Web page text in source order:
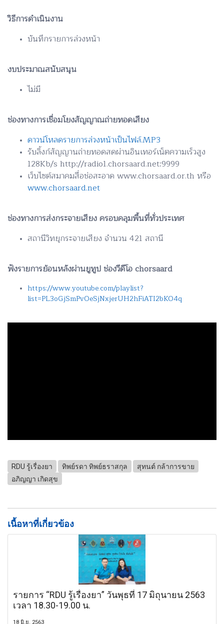
วิธีการดำเนินงาน
บันทึกรายการล่วงหน้า
งบประมาณสนับสนุน
ไม่มี
ช่องทางการเชื่อมโยงสัญญาณถ่ายทอดเสียง
ดาวน์โหลดรายการล่วงหน้าเป็นไฟล์.MP3
รับลิ้งก์สัญญานถ่ายทอดสดผ่านอินเทอร์เน็ตความเร็วสูง
128Kb/s http://radio1.chorsaard.net:9999
เว็บไซต์สมาคมสื่อช่อสะอาด www.chorsaard.or.th หรือ
www.chorsaard.net
ช่องทางการส่งกระจายเสียง ครอบคลุมพื้นที่ทั่วประเทศ
สถานีวิทยุกระจายเสียง จำนวน 421 สถานี
ฟังรายการย้อนหลังผ่านยูทูป ช่องวีดีโอ chorsaard
https://www.youtube.com/playlist?
list=PL3oGjSmPvOeSjNxjerUH2hFiATI2bKO4q
RDU รู้เรื่องยา ทิพย์รดา ทิพย์ธราสกุล
สุทนต์ กล้าการขาย
อภิญญา เกิดสุข
เนื้อหาที่เกี่ยวข้อง
รายการ “RDU รู้เรื่องยา” วันพุธที่ 17 มิถุนายน 2563
เวลา 18.30-19.00 น.
18 มิ.ย. 2563